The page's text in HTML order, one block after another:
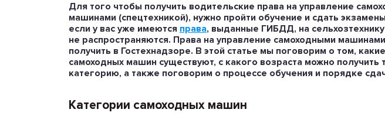
Для того чтобы получить водительские права на управление
машинами (спецтехникой), нужно пройти обучение и сдать
если у вас уже имеются права, выданные ГИБДД, на
не распространяются. Права на управление самоходными
получить в Гостехнадзоре. В этой статье мы поговорим о том,
самоходных машин существуют, с какого возраста можно получить
категорию, а также поговорим о процессе обучения и порядке
Категории самоходных машин